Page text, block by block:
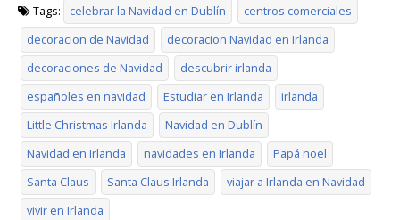
Tags: celebrar la Navidad en Dublín
centros comerciales
decoracion de Navidad
decoracion Navidad en Irlanda
decoraciones de Navidad
descubrir irlanda
españoles en navidad
Estudiar en Irlanda
irlanda
Little Christmas Irlanda
Navidad en Dublín
Navidad en Irlanda
navidades en Irlanda
Papá noel
Santa Claus
Santa Claus Irlanda
viajar a Irlanda en Navidad
vivir en Irlanda